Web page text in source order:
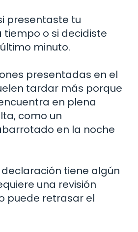
presentaste tu
o si decidiste
minuto.
presentadas en el
tardar más porque
en plena
como un
en la noche
tiene algún
una revisión
puede retrasar el